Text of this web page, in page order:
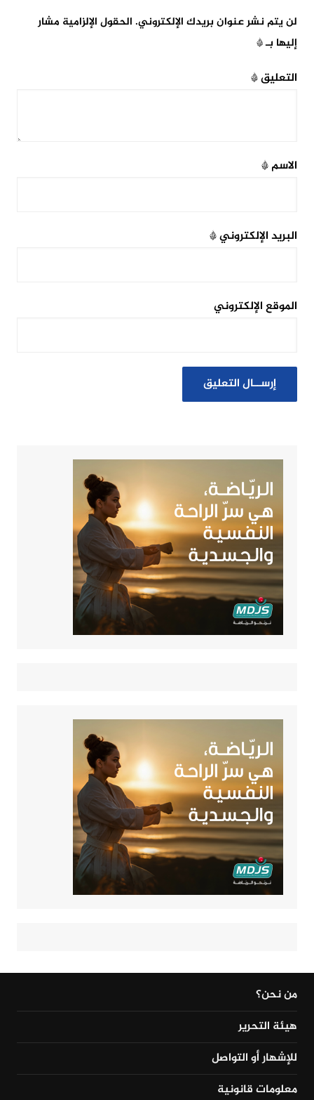
لن يتم نشر عنوان بريدك الإلكتروني. الحقول الإلزامية مشار
إليها بـ*
التعليق*
الاسم*
البريد الإلكتروني*
الموقع الإلكتروني
من نحن؟
هيئة التحرير
للإشهار أو التواصل
معلومات قانونية